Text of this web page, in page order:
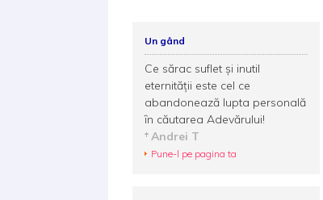
Un gând
Ce sărac suflet şi inutil
eternităţii este cel ce
abandonează lupta personală
ȋn căutarea Adevărului!
Andrei T
Pune-l pe pagina ta